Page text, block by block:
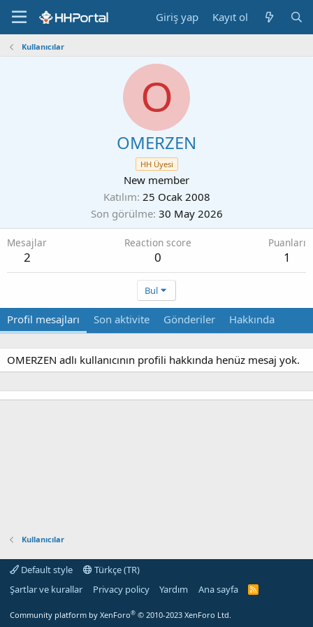
Giriş yap Kayıt ol
Kullanıcılar
O
OMERZEN
HH Üyesi
New member
Katılım 25 Ocak 2008
Son görülme 30 May 2026
Mesajlar
2
Reaction score
0
Puanları
1
Bul
Profil mesajları Son aktivite Gönderiler Hakkında
OMERZEN adlı kullanıcının profili hakkında henüz mesaj yok.
Kullanıcılar
Default style
Türkçe (TR)
Şartlar ve kurallar
Privacy policy Yardım Ana sayfa
R
Community platform by XenForo® © 2010-2023 XenForo Ltd.